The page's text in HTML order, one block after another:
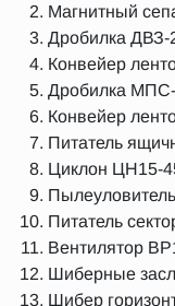
Магнитный
Дробилка ДВЗ-
Конвейер
Дробилка
Конвейер
Питатель
Циклон ЦН15-
Питатель
Вентилятор
Шиберные
Шибер